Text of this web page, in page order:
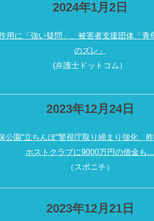
2024年1月2日
用に「強い疑問」、 被害者支援団体「青
のズレ」
(弁護士ドットコム）
2023年12月24日
公園“立ちんぼ”警視庁取り締まり強化
ホストクラブに9000万円の借金も…
（スポニチ）
2023年12月21日